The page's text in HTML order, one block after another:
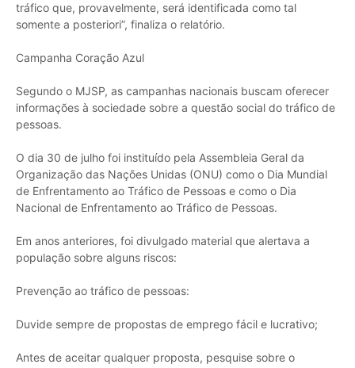
tráfico que, provavelmente, será identificada como tal
somente a posteriori”, finaliza o relatório.
Campanha Coração Azul
Segundo o MJSP, as campanhas nacionais buscam oferecer
informações à sociedade sobre a questão social do tráfico de
pessoas.
O dia 30 de julho foi instituído pela Assembleia Geral da
Organização das Nações Unidas (ONU) como o Dia Mundial
de Enfrentamento ao Tráfico de Pessoas e como o Dia
Nacional de Enfrentamento ao Tráfico de Pessoas.
Em anos anteriores, foi divulgado material que alertava a
população sobre alguns riscos:
Prevenção ao tráfico de pessoas:
Duvide sempre de propostas de emprego fácil e lucrativo;
Antes de aceitar qualquer proposta, pesquise sobre o